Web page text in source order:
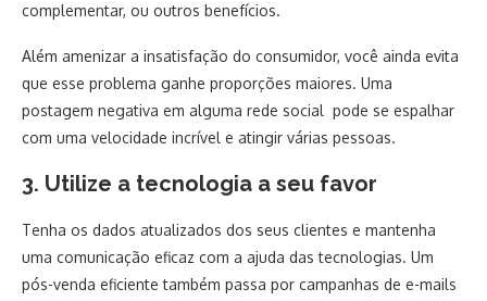
complementar, ou outros benefícios.
Além amenizar a insatisfação do consumidor, você ainda evita
que esse problema ganhe proporções maiores. Uma
postagem negativa em alguma rede social pode se espalhar
com uma velocidade incrível e atingir várias pessoas.
3. Utilize a tecnologia a seu favor
Tenha os dados atualizados dos seus clientes e mantenha
uma comunicação eficaz com a ajuda das tecnologias. Um
pós-venda eficiente também passa por campanhas de e-mails